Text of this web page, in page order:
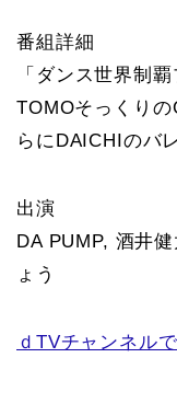
番組詳細
「ダンス世界制
TOMOそっくり
らにDAICHIのバ
出演
DA PUMP, 酒井
ょう
ｄTVチャンネル